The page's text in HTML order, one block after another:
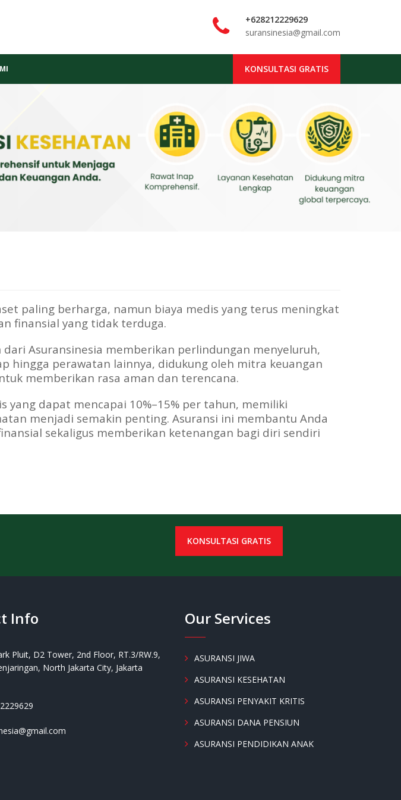
+628212229629
suransinesia@gmail.com
KONSULTASI GRATIS
paling berharga, namun biaya medis yang terus meningkat
finansial yang tidak terduga.
dari Asuransinesia memberikan perlindungan menyeluruh,
hingga perawatan lainnya, didukung oleh mitra keuangan
memberikan rasa aman dan terencana.
yang dapat mencapai 10%–15% per tahun, memiliki
menjadi semakin penting. Asuransi ini membantu Anda
sekaligus memberikan ketenangan bagi diri sendiri
KONSULTASI GRATIS
Info
Pluit, D2 Tower, 2nd Floor, RT.3/RW.9,
North Jakarta City, Jakarta
Our Services
ASURANSI JIWA
ASURANSI KESEHATAN
ASURANSI PENYAKIT KRITIS
ASURANSI DANA PENSIUN
ASURANSI PENDIDIKAN ANAK